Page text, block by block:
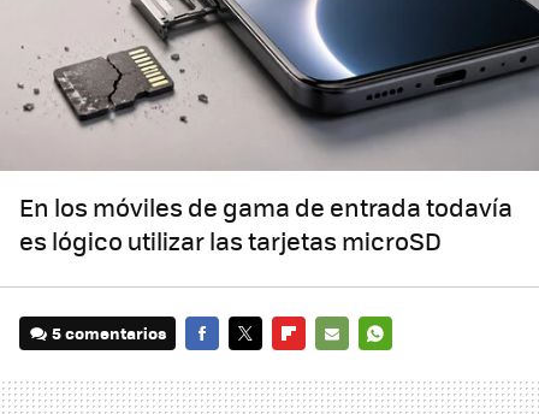
En los móviles de gama de entrada todavía
es lógico utilizar las tarjetas microSD
5 comentarios
MAIL